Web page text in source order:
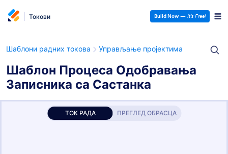
Токови Build Now — It’s Free!
Шаблони радних токова Управљање пројектима
Шаблон Процеса Одобравања
Записника са Састанка
ТОК РАДА ПРЕГЛЕД ОБРАСЦА